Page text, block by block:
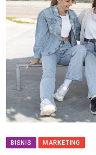
BISNIS MARKETING